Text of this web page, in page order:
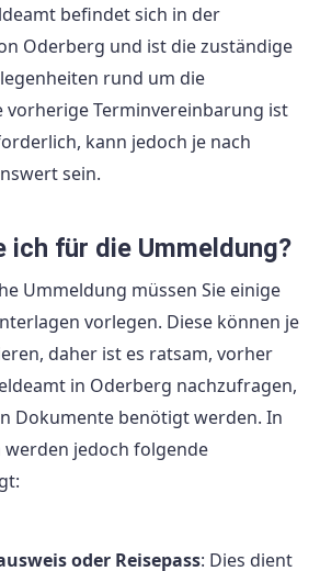
befindet sich in der
Oderberg und ist die zuständige
rund um die
vorherige Terminvereinbarung ist
kann jedoch je nach
sein.
ich für die Ummeldung?
Ummeldung müssen Sie einige
vorlegen. Diese können je
daher ist es ratsam, vorher
in Oderberg nachzufragen,
Dokumente benötigt werden. In
werden jedoch folgende
oder Reisepass: Dies dient